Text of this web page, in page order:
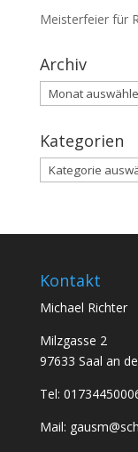
Meisterfeier für
Archiv
Archiv
Kategorien
Kategorien
Kontakt
Michael Richter
Milzgasse 2
97633 Saal an
Tel:
Mail: